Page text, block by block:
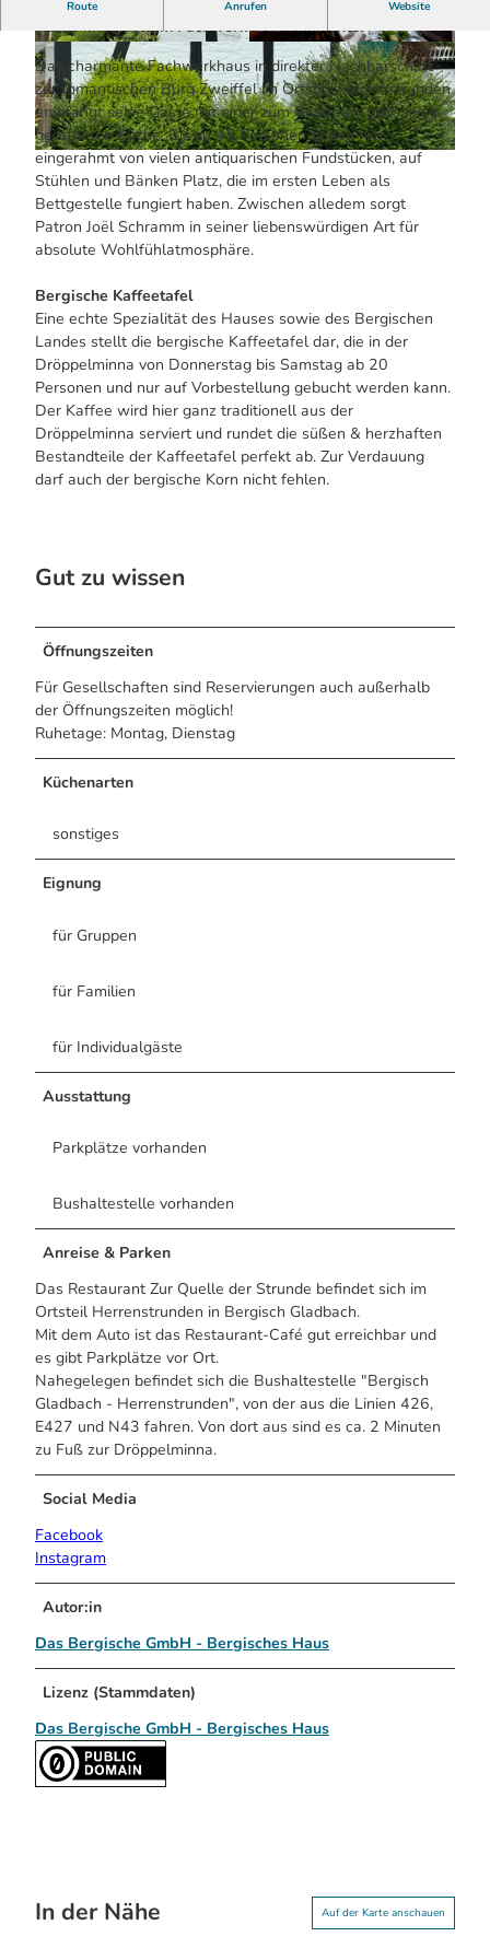
© Melissa Schülting / Das Bergische | KI-optimiert |CC-BY-SA
© Melissa Schülting / Das Bergische | KI-optim
iert |
CC-BY-SA
© Dröppelminna Joel Schramm | KI-optimiert
Route Anrufen Website
Das Restaurant Dröppelminna bietet feine französische
Küche in stilvollem Fachwerkhaus-Ambiente.
Das charmante Fachwerkhaus in direkter Nachbarschaft
zur romantischen Burg Zweiffel im Ortsteil Herrenstrunden
empfängt seine Gäste mit einer zum Gastraum großzügig
geöffneten Küche. Bis zu 45 Personen finden hier,
eingerahmt von vielen antiquarischen Fundstücken, auf
Stühlen und Bänken Platz, die im ersten Leben als
Bettgestelle fungiert haben. Zwischen alledem sorgt
Patron Joël Schramm in seiner liebenswürdigen Art für
absolute Wohlfühlatmosphäre.
Bergische Kaffeetafel
Eine echte Spezialität des Hauses sowie des Bergischen
Landes stellt die bergische Kaffeetafel dar, die in der
Dröppelminna von Donnerstag bis Samstag ab 20
Personen und nur auf Vorbestellung gebucht werden kann.
Der Kaffee wird hier ganz traditionell aus der
Dröppelminna serviert und rundet die süßen & herzhaften
Bestandteile der Kaffeetafel perfekt ab. Zur Verdauung
darf auch der bergische Korn nicht fehlen.
Gut zu wissen
Öffnungszeiten
Für Gesellschaften sind Reservierungen auch außerhalb
der Öffnungszeiten möglich!
Ruhetage: Montag, Dienstag
Küchenarten
sonstiges
Eignung
für Gruppen
für Familien
für Individualgäste
Ausstattung
Parkplätze vorhanden
Bushaltestelle vorhanden
Anreise & Parken
Das Restaurant Zur Quelle der Strunde befindet sich im
Ortsteil Herrenstrunden in Bergisch Gladbach.
Mit dem Auto ist das Restaurant-Café gut erreichbar und
es gibt Parkplätze vor Ort.
Nahegelegen befindet sich die Bushaltestelle "Bergisch
Gladbach - Herrenstrunden", von der aus die Linien 426,
E427 und N43 fahren. Von dort aus sind es ca. 2 Minuten
zu Fuß zur Dröppelminna.
Social Media
Facebook
Instagram
Autor:in
Das Bergische GmbH - Bergisches Haus
Lizenz (Stammdaten)
Das Bergische GmbH - Bergisches Haus
In der Nähe Auf der Karte anschauen